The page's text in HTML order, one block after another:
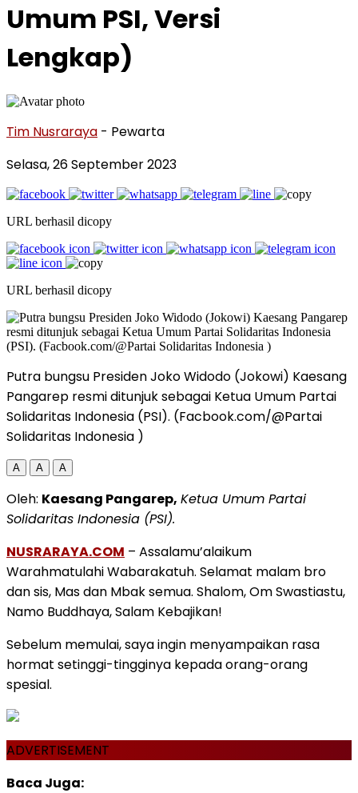
Umum PSI, Versi
Lengkap)
Tim Nusraraya - Pewarta
Selasa, 26 September 2023
URL berhasil dicopy
URL berhasil dicopy
Putra bungsu Presiden Joko Widodo (Jokowi) Kaesang
Pangarep resmi ditunjuk sebagai Ketua Umum Partai
Solidaritas Indonesia (PSI). (Facbook.com/@Partai
Solidaritas Indonesia )
A A A
Oleh: Kaesang Pangarep, Ketua Umum Partai
Solidaritas Indonesia (PSI).
NUSRARAYA.COM – Assalamu’alaikum
Warahmatulahi Wabarakatuh. Selamat malam bro
dan sis, Mas dan Mbak semua. Shalom, Om Swastiastu,
Namo Buddhaya, Salam Kebajikan!
Sebelum memulai, saya ingin menyampaikan rasa
hormat setinggi-tingginya kepada orang-orang
spesial.
ADVERTISEMENT
Baca Juga: